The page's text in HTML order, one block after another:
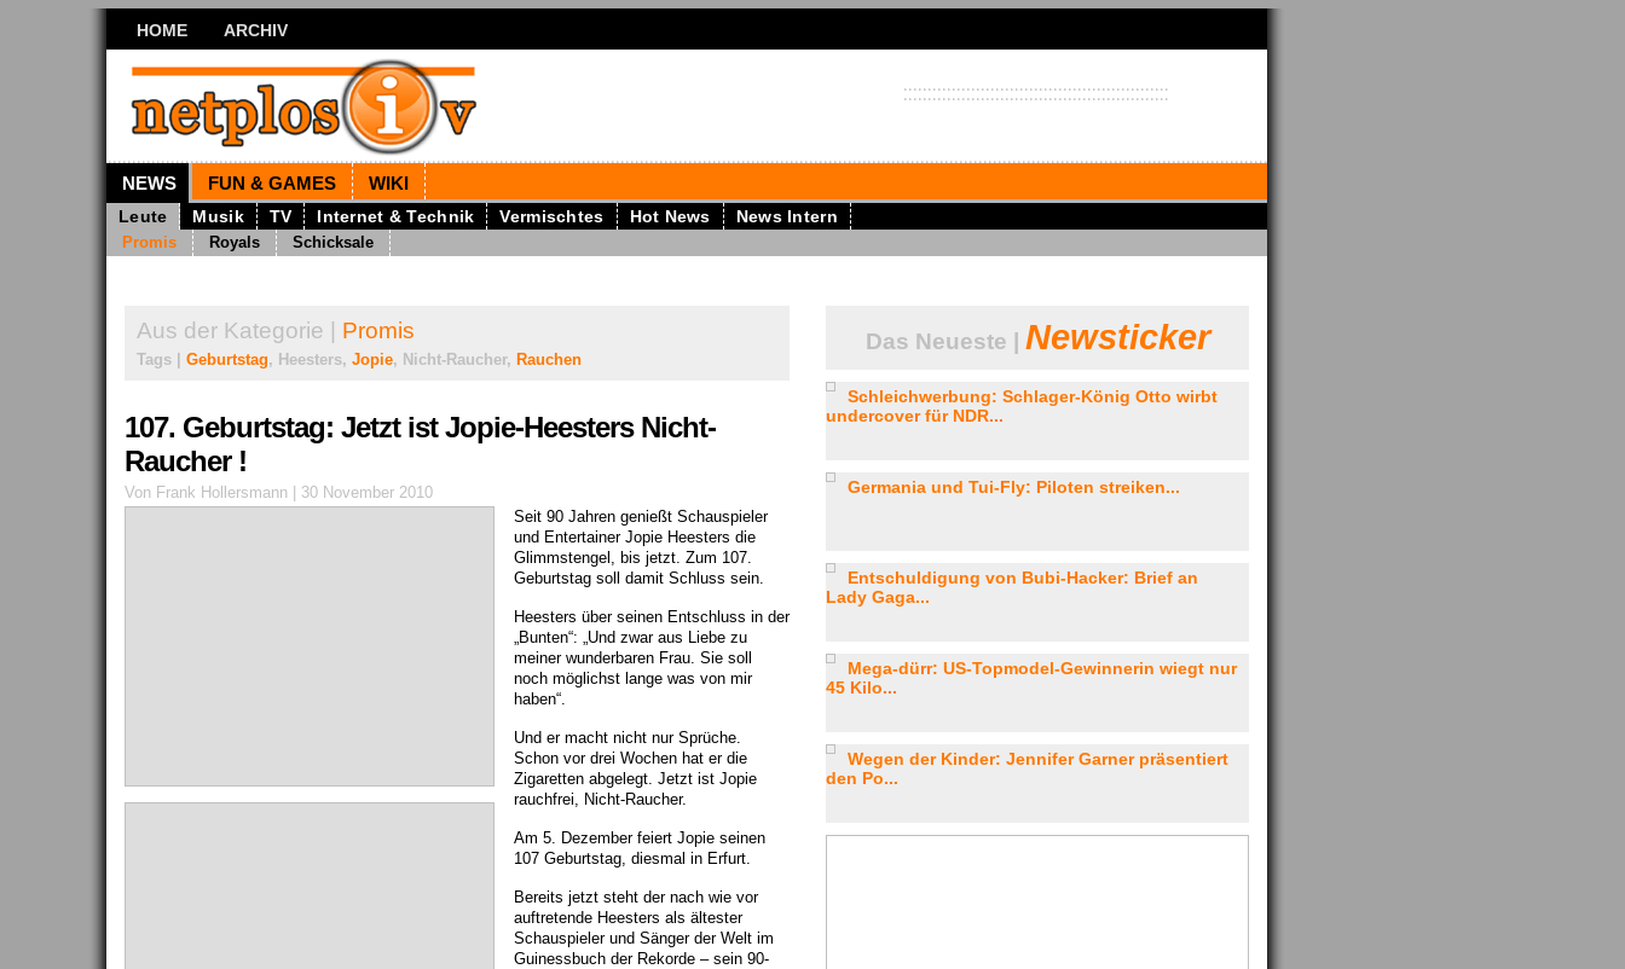
HOME ARCHIV
NEWS FUN & GAMES WIKI
Leute Musik TV Internet & Technik Vermischtes Hot News News Intern
Promis Royals Schicksale
Aus der Kategorie | Promis
Tags | Geburtstag, Heesters, Jopie, Nicht-Raucher, Rauchen
107. Geburtstag: Jetzt ist Jopie-Heesters Nicht-
Raucher !
Von Frank Hollersmann | 30 November 2010
Seit 90 Jahren genießt Schauspieler
und Entertainer Jopie Heesters die
Glimmstengel, bis jetzt. Zum 107.
Geburtstag soll damit Schluss sein.
Heesters über seinen Entschluss in der
„Bunten“: „Und zwar aus Liebe zu
meiner wunderbaren Frau. Sie soll
noch möglichst lange was von mir
haben“.
Und er macht nicht nur Sprüche.
Schon vor drei Wochen hat er die
Zigaretten abgelegt. Jetzt ist Jopie
rauchfrei, Nicht-Raucher.
Am 5. Dezember feiert Jopie seinen
107 Geburtstag, diesmal in Erfurt.
Bereits jetzt steht der nach wie vor
auftretende Heesters als ältester
Schauspieler und Sänger der Welt im
Guinessbuch der Rekorde – sein 90-
Das Neueste | Newsticker
Schleichwerbung: Schlager-König Otto wirbt
undercover für NDR...
Germania und Tui-Fly: Piloten streiken...
Entschuldigung von Bubi-Hacker: Brief an
Lady Gaga...
Mega-dürr: US-Topmodel-Gewinnerin wiegt nur
45 Kilo...
Wegen der Kinder: Jennifer Garner präsentiert
den Po...